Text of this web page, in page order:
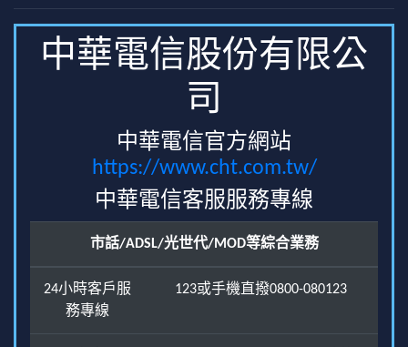
中華電信股份有限公
司
中華電信官方網站
https://www.cht.com.tw/
中華電信客服服務專線
市話/ADSL/光世代/MOD等綜合業務
24小時客戶服
務專線
123或手機直撥0800-080123